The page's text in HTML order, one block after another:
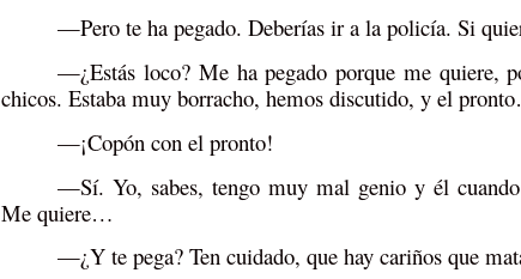
—Pero te ha pegado. Deberías ir a la policía. Si
—¿Estás loco? Me ha pegado porque me quiere,
chicos. Estaba muy borracho, hemos discutido, y el
—¡Copón con el pronto!
—Sí. Yo, sabes, tengo muy mal genio y él
Me quiere…
—¿Y te pega? Ten cuidado, que hay cariños que